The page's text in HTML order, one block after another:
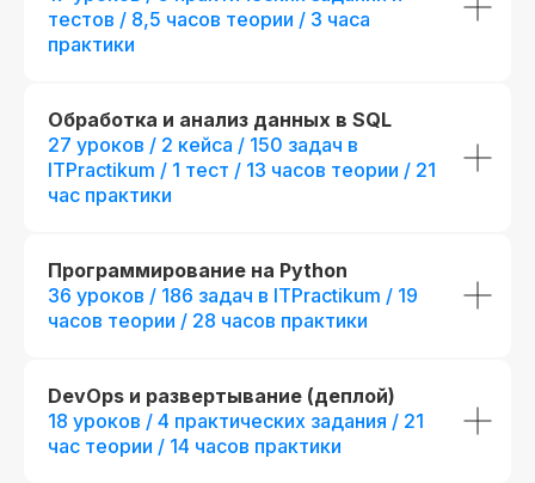
тестов / 8,5 часов теории / 3 часа
практики
Обработка и анализ данных в SQL
27 уроков / 2 кейса / 150 задач в
ITPractikum / 1 тест / 13 часов теории / 21
час практики
Программирование на Python
36 уроков / 186 задач в ITPractikum / 19
часов теории / 28 часов практики
DevOps и развертывание (деплой)
18 уроков / 4 практических задания / 21
час теории / 14 часов практики